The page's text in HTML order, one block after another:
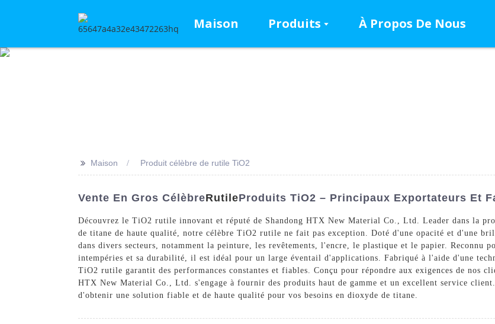
Maison Produits À Propos De Nous
>> Maison Produit célèbre de rutile TiO2
Vente En Gros CélèbreRutileProduits TiO2 – Principaux Exportateurs Et
Découvrez le TiO2 rutile innovant et réputé de Shandong HTX New Material Co., Ltd. Leader dans la
de titane de haute qualité, notre célèbre TiO2 rutile ne fait pas exception. Doté d'une opacité et d'une
dans divers secteurs, notamment la peinture, les revêtements, l'encre, le plastique et le papier. Reconnu
intempéries et sa durabilité, il est idéal pour un large éventail d'applications. Fabriqué à l'aide d'une
TiO2 rutile garantit des performances constantes et fiables. Conçu pour répondre aux exigences de nos
HTX New Material Co., Ltd. s'engage à fournir des produits haut de gamme et un excellent service
d'obtenir une solution fiable et de haute qualité pour vos besoins en dioxyde de titane.